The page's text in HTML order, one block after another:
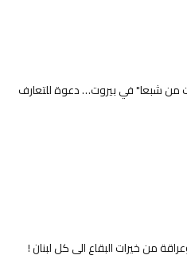
شبعا" في بيروت… دعوة للتعارف
من خيرات البقاع الى كل لبنان !